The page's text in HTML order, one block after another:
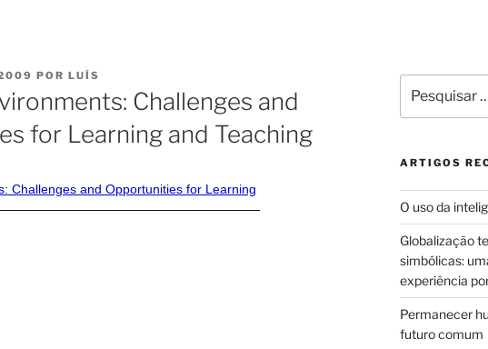
POR LUÍS
Challenges and
for Learning and Teaching
Challenges and Opportunities for Learning
por:
ARTIGOS
O uso da
Globalização
simbólicas:
experiência
Permanecer
futuro comum